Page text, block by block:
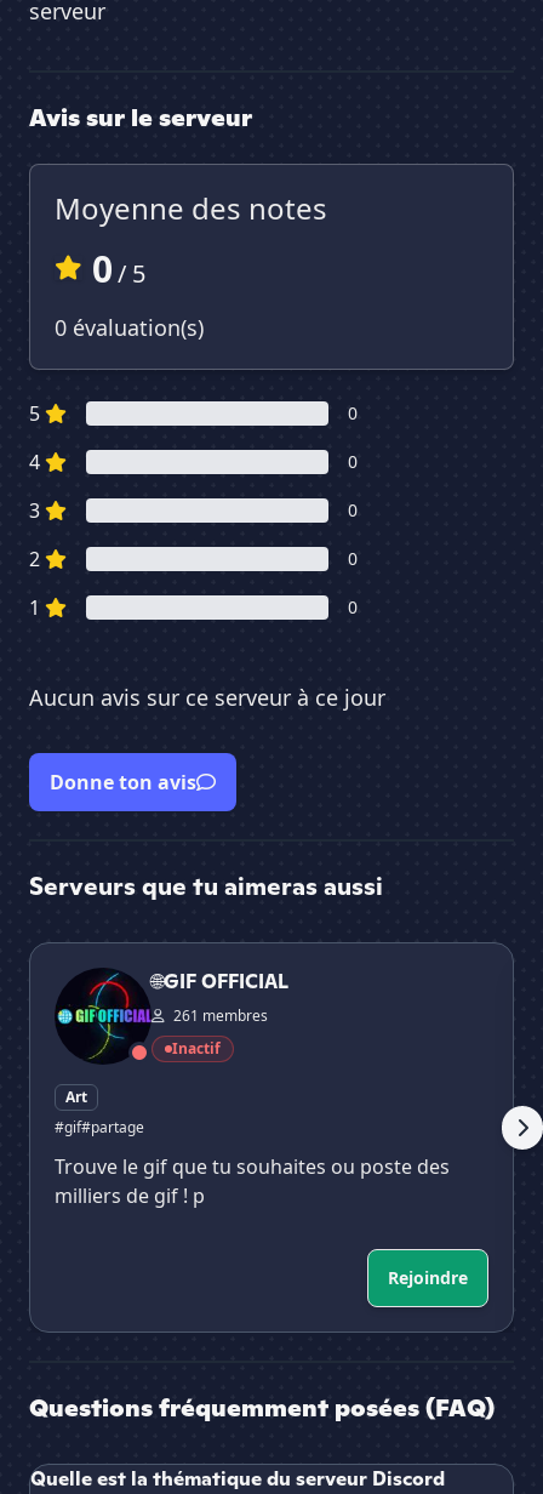
serveur
Avis sur le serveur
Moyenne des notes
0/ 5
0 évaluation(s)
5 0
4 0
3 0
2 0
1 0
Aucun avis sur ce serveur à ce jour
Donne ton avis
Serveurs que tu aimeras aussi
🌐GIF OFFICIAL
🌐GIF OFFICIAL
261 membres
Inactif
Art
#gif#partage
Trouve le gif que tu souhaites ou poste des
milliers de gif ! p
Rejoindre
Questions fréquemment posées (FAQ)
Quelle est la thématique du serveur Discord